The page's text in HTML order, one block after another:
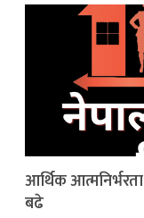
आर्थिक
बढे